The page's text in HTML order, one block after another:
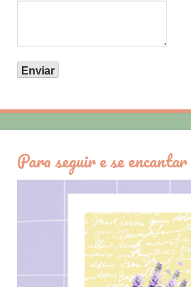
Para seguir e se encantar